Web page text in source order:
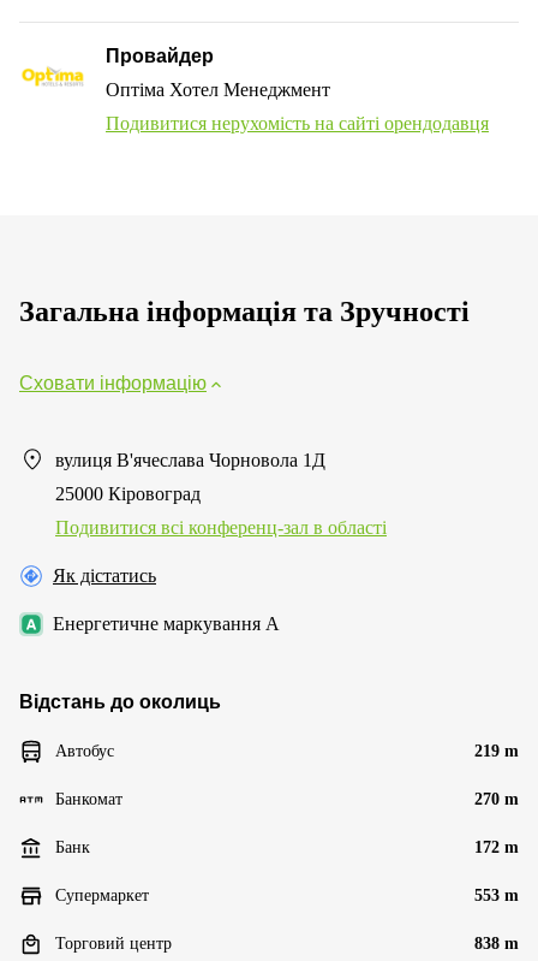
Провайдер
Оптіма Хотел Менеджмент
Подивитися нерухомість на сайті орендодавця
Загальна інформація та Зручності
Сховати інформацію
вулиця В'ячеслава Чорновола 1Д
25000 Кіровоград
Подивитися всі конференц-зал в області
Як дістатись
Енергетичне маркування A
Відстань до околиць
Автобус 219 m
Банкомат 270 m
Банк 172 m
Супермаркет 553 m
Торговий центр 838 m